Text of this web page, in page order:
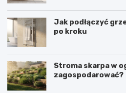
Jak podłączyć
po kroku
Stroma skarpa w
zagospodarować?